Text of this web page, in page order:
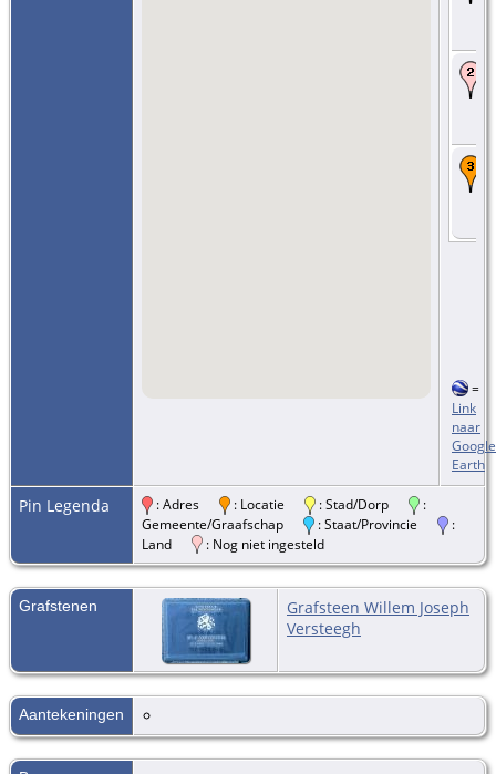
=
Link
naar
Google
Earth
Pin Legenda : Adres : Locatie : Stad/Dorp
:
Gemeente/Graafschap
: Staat/Provincie
:
Land
: Nog niet ingesteld
Grafstenen
Grafsteen Willem Joseph
Versteegh
Aantekeningen